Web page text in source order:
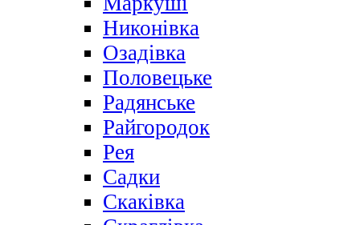
Никонівка
Озадівка
Половецьке
Радянське
Райгородок
Рея
Садки
Скаківка